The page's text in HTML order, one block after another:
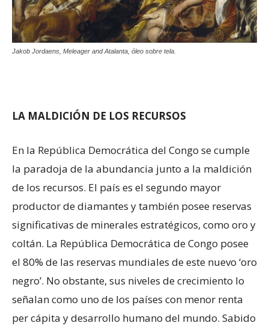
Jakob Jordaens, Meleager and Atalanta, óleo sobre tela.
LA MALDICIÓN DE LOS RECURSOS
En la República Democrática del Congo se cumple
la paradoja de la abundancia junto a la maldición
de los recursos. El país es el segundo mayor
productor de diamantes y también posee reservas
significativas de minerales estratégicos, como oro y
coltán. La República Democrática de Congo posee
el 80% de las reservas mundiales de este nuevo ‘oro
negro’. No obstante, sus niveles de crecimiento lo
señalan como uno de los países con menor renta
per cápita y desarrollo humano del mundo. Sabido